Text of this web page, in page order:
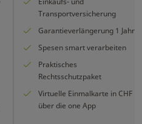
Transportversicherung
Garantieverlängerung 1 Jahr
Spesen smart verarbeiten
Praktisches
Rechtsschutzpaket
Virtuelle Einmalkarte in CHF
über die one App